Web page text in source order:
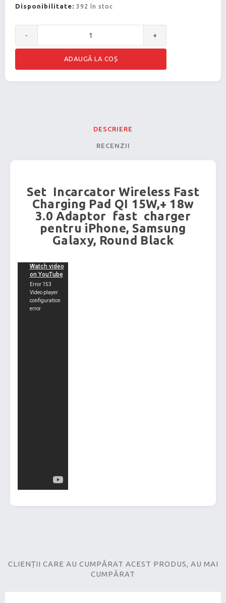
Disponibilitate: 392 în stoc
- +
DESCRIERE
RECENZII
Set Incarcator Wireless Fast
Charging Pad QI 15W,+ 18w
3.0 Adaptor fast charger
pentru iPhone, Samsung
Galaxy, Round Black
CLIENȚII CARE AU CUMPĂRAT ACEST PRODUS, AU MAI
CUMPĂRAT